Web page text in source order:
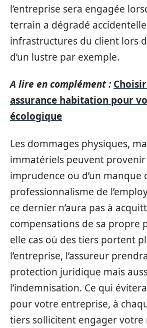
l’entreprise sera engagée
terrain a dégradé
infrastructures du client lors
d’un lustre par exemple.
A lire en complément :
assurance habitation pour
écologique
Les dommages physiques,
immatériels peuvent provenir
imprudence ou d’un manque
professionnalisme de
ce dernier n’aura pas à
compensations de sa propre
elle cas où des tiers portent
l’entreprise, l’assureur
protection juridique mais
l’indemnisation. Ce qui
pour votre entreprise, à
tiers sollicitent engager votre